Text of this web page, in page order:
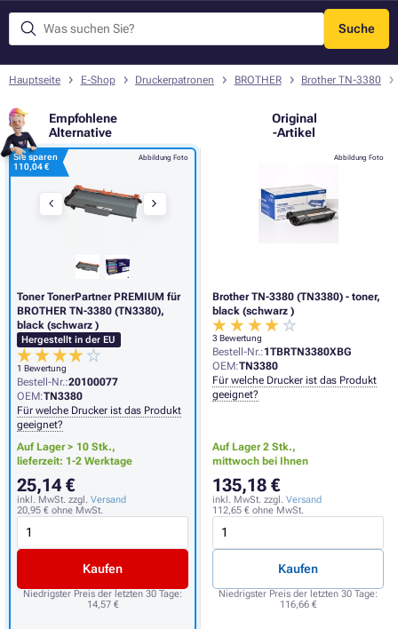
Suche
Menü
Hauptseite E-Shop Druckerpatronen BROTHER Brother TN-3380
Empfohlene
Alternative
Original
-Artikel
Abbildung Foto
Brother TN-3380 (TN3380) - toner,
black (schwarz )
3 Bewertung
Bestell-Nr.:1TBRTN3380XBG
OEM:TN3380
Für welche Drucker ist das Produkt
geeignet?
Auf Lager 2 Stk.,
mittwoch bei Ihnen
135,18 €
inkl. MwSt. zzgl. Versand
112,65 € ohne MwSt.
Kaufen
Niedrigster Preis der letzten 30 Tage:
116,66 €
Abbildung Foto
Sie sparen
110,04 €
Toner TonerPartner PREMIUM für
BROTHER TN-3380 (TN3380),
black (schwarz )
Hergestellt in der EU
1 Bewertung
Bestell-Nr.:20100077
OEM:TN3380
Für welche Drucker ist das Produkt
geeignet?
Auf Lager > 10 Stk.,
lieferzeit: 1-2 Werktage
25,14 €
inkl. MwSt. zzgl. Versand
20,95 € ohne MwSt.
Kaufen
Niedrigster Preis der letzten 30 Tage:
14,57 €